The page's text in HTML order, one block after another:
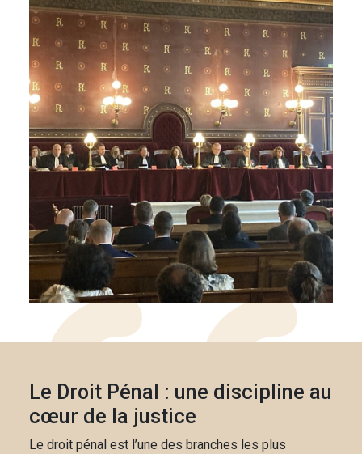
Le Droit Pénal : une discipline au
cœur de la justice
Le droit pénal est l’une des branches les plus